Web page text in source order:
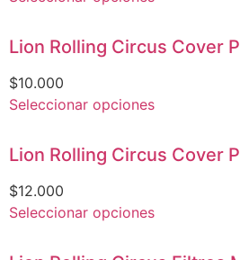
Lion Rolling Circus Cover
$10.000
Seleccionar opciones
Lion Rolling Circus Cover
$12.000
Seleccionar opciones